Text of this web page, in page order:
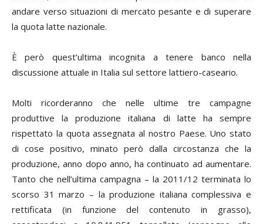
andare verso situazioni di mercato pesante e di superare
la quota latte nazionale.
È però quest’ultima incognita a tenere banco nella
discussione attuale in Italia sul settore lattiero-caseario.
Molti ricorderanno che nelle ultime tre campagne
produttive la produzione italiana di latte ha sempre
rispettato la quota assegnata al nostro Paese. Uno stato
di cose positivo, minato però dalla circostanza che la
produzione, anno dopo anno, ha continuato ad aumentare.
Tanto che nell’ultima campagna – la 2011/12 terminata lo
scorso 31 marzo – la produzione italiana complessiva e
rettificata (in funzione del contenuto in grasso),